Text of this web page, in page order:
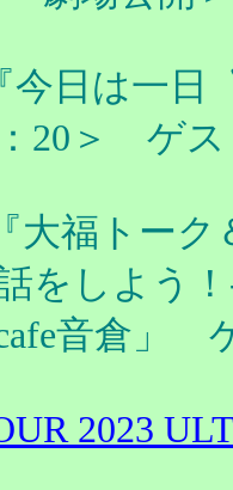
今日は一日
：20＞ ゲ
大福トー
話をしよ
音倉」
2023